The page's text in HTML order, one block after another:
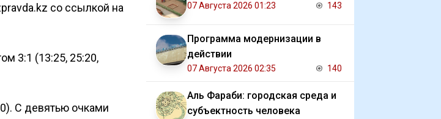
со ссылкой на
3:1 (13:25, 25:20,
С девятью очками
07 Августа 2026 01:23 143
Программа модернизации в
действии
07 Августа 2026 02:35 140
Аль Фараби: городская среда и
субъектность человека